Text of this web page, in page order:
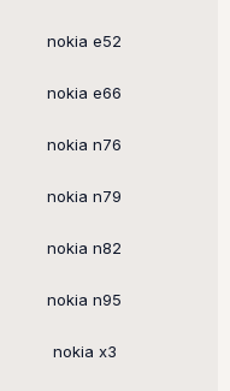
nokia e52
nokia e66
nokia n76
nokia n79
nokia n82
nokia n95
nokia x3